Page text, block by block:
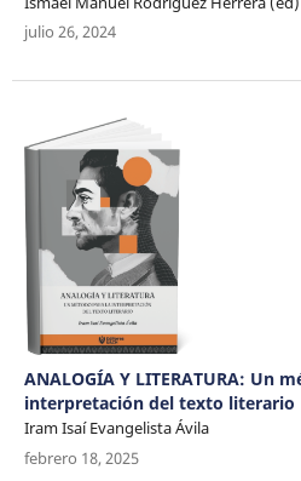
julio 26, 2024
ANALOGÍA Y LITERATURA: Un
interpretación del texto literario
Iram Isaí Evangelista Ávila
febrero 18, 2025